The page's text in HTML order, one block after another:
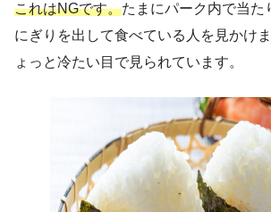
これはNGです。たまにパーク内で当た
にぎりを出して食べている人を見かけ
ょっと冷たい目で見られています。